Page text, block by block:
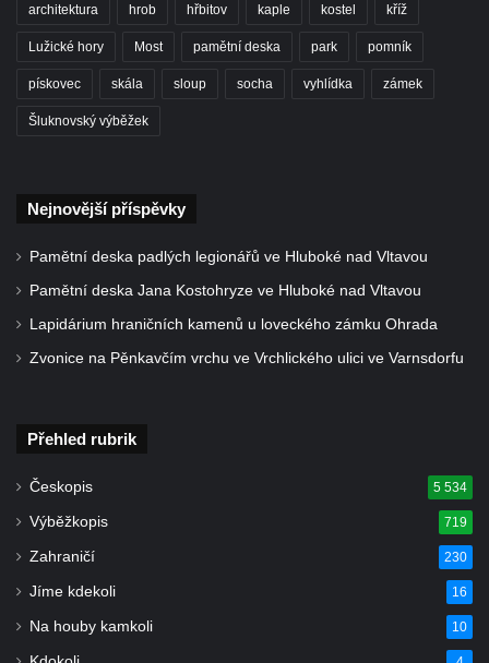
Touchovicích
Hrob Augustina Bergmana na hřbitově v
Jimlíně
Pomník obětem válek u kaple svatého
Opočně u Loun
u Loun
Kenotaf Josefa Fazakaše na hřbitově v
Opočně u Loun
Hrob Josefa Dvořáka na hřbitově v Opočně
Hrob Emanuela Hrabala na hřbitově v
Opočně u Loun
bývalou základní školou čp. 46 v Opočně u
architektura hrob hřbitov kaple kostel kříž
Lužické hory Most pamětní deska park pomník
pískovec skála sloup socha vyhlídka zámek
Šluknovský výběžek
Nejnovější příspěvky
Pamětní deska padlých legionářů ve Hluboké nad Vltavou
Pamětní deska Jana Kostohryze ve Hluboké nad Vltavou
Lapidárium hraničních kamenů u loveckého zámku Ohrada
Zvonice na Pěnkavčím vrchu ve Vrchlického ulici ve Varnsdorfu
Přehled rubrik
Českopis 5 534
Výběžkopis 719
Zahraničí 230
Jíme kdekoli 16
Na houby kamkoli 10